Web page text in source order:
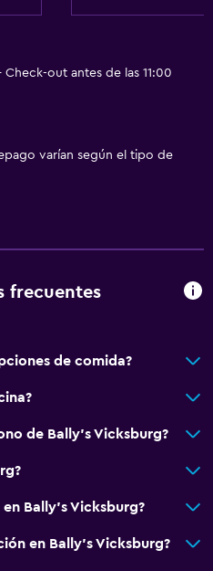
out antes de las 11:00
varían según el tipo de
frecuentes
de comida?
de Bally's Vicksburg?
Bally's Vicksburg?
en Bally's Vicksburg?